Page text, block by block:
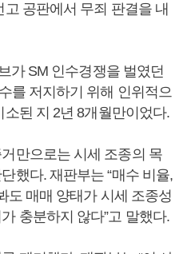
공판에서 무죄 판결을 내
가 SM 인수경쟁을 벌였던
를 저지하기 위해 인위적으
된 지 2년 8개월만이었다.
만으로는 시세 조종의 목
했다. 재판부는 “매수 비율,
도 매매 양태가 시세 조종성
충분하지 않다”고 말했다.